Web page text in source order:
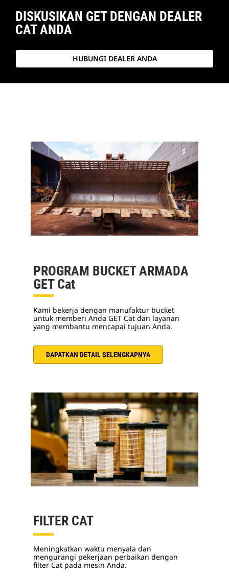
DISKUSIKAN GET DENGAN DEALER
CAT ANDA
HUBUNGI DEALER ANDA
PROGRAM BUCKET ARMADA
GET Cat
Kami bekerja dengan manufaktur bucket
untuk memberi Anda GET Cat dan layanan
yang membantu mencapai tujuan Anda.
DAPATKAN DETAIL SELENGKAPNYA
FILTER CAT
Meningkatkan waktu menyala dan
mengurangi pekerjaan perbaikan dengan
filter Cat pada mesin Anda.